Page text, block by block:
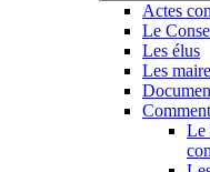
Actes
Le
Les élus
Les
Le